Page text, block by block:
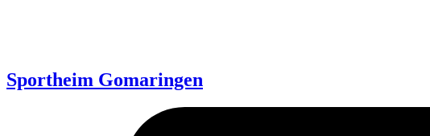
Sportheim Gomaringen